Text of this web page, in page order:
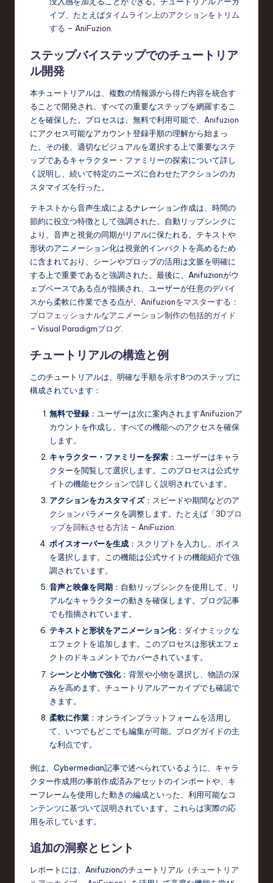
イブ、たとえばタイムライン上のアクションをトリム
する – AniFuzion.
ステップバイステップでのチュートリア
ル開発
本チュートリアルは、複数の情報源から得た内容を統合す
ることで開発され、すべての重要なステップを網羅するこ
とを確保した。プロセスは、無料で利用可能で、 Anifuzion
にアクセス可能なアカウント登録手順の理解から始まっ
た。その後、適切なビジュアルを選択する上で重要なステ
ップであるキャラクター・ファミリーの探索について詳し
く説明し、続いて特定のニーズに合わせたアクションのカ
スタマイズを行った。
テキストから音声生成によるナレーション作成は、時間の
節約に役立つ特徴として強調された。自動リップシンクに
より、音声と視覚の同期がリアルに保たれる。テキストや
形状のアニメーション化は視覚的インパクトを高めるため
に含まれており、シーンやプロップの活用は文脈を明確に
する上で重要であると強調された。最後に、Anifuzionがウ
ェブベースである点が指摘され、ユーザーが任意のデバイ
スから柔軟に作業できる点が、 Anifuzionをマスターする：
プロフェッショナルなアニメーション制作の包括的ガイド
– Visual Paradigmブログ
チュートリアルの構造と例
このチュートリアルは、明確な手順を示す8つのステップに
構成されています：
無料で登録：ユーザーは次に案内されますAnifuzionア
カウントを作成し、すべての機能へのアクセスを確保
します。
キャラクター・ファミリーを探索 ：ユーザーはキャラ
クターを閲覧して選択します。このプロセスは公式サ
イトの機能セクションで詳しく説明されています。
アクションをカスタマイズ：スピードや期間などのア
クションパラメータを調整します。たとえば「3Dプロ
ップを回転させる方法 – AniFuzion
ボイスオーバーを生成 ：スクリプトを入力し、ボイス
を選択します。この機能は公式サイトの機能紹介で強
調されています。
音声と映像を同期 ：自動リップシンクを使用して、リ
アルなキャラクターの動きを確保します。ブログ記事
でも指摘されています。
テキストと形状をアニメーション化：ダイナミックな
エフェクトを追加します。このプロセスは形状エフェ
クトのドキュメントでカバーされています。
シーンと小物で強化：背景や小物を選択し、物語の深
みを高めます。チュートリアルアーカイブでも確認で
きます。
柔軟に作業 ：オンラインプラットフォームを活用し
て、いつでもどこでも編集が可能。ブログガイドの主
な利点です。
例は、Cybermedian記事で述べられているように、キャラ
クター作成用の事前作成済みアセットのインポートや、キ
ーフレームを使用した動きの編成といった、利用可能なコ
ンテンツに基づいて説明されています。これらは実際の応
用を示しています。
追加の洞察とヒント
レポートには、Anifuzionのチュートリアル（チュートリア